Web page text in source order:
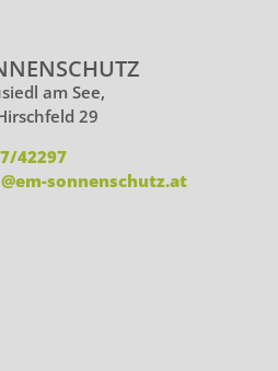
am See,
29
42297
sonnenschutz.at